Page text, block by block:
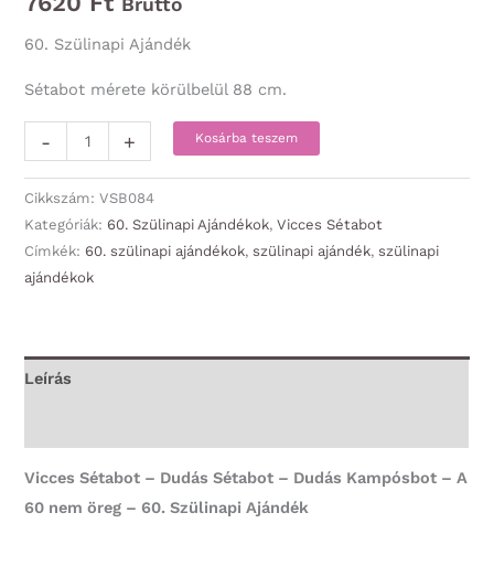
60. Szülinapi Ajándék
Sétabot mérete körülbelül 88 cm.
-
Sétabot
-
Dudás
Sétabot
-
-
+ Kosárba teszem
Cikkszám:VSB084
Kategóriák: 60. Szülinapi Ajándékok,Vicces Sétabot
Címkék: 60. szülinapi ajándékok,szülinapi ajándék,szülinapi
ajándékok
Leírás
Vicces Sétabot – Dudás Sétabot – Dudás Kampósbot – A
60 nem öreg – 60. Szülinapi Ajándék